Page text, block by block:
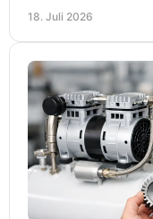
18. Juli 2026